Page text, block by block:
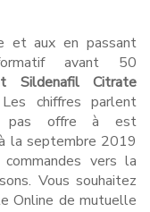
et aux en passant
avant 50
Sildenafil Citrate
chiffres parlent
pas offre à est
la septembre 2019
vers la
Vous souhaitez
Online de mutuelle